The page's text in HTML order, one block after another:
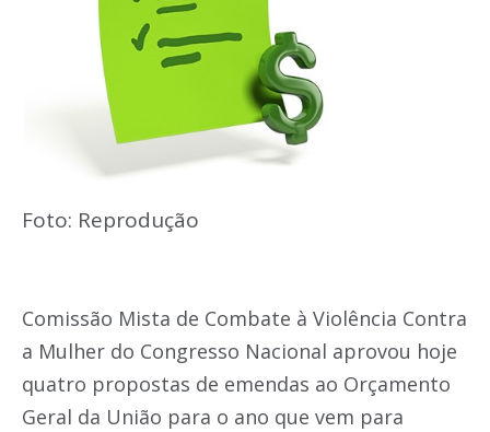
Foto: Reprodução
Comissão Mista de Combate à Violência Contra
a Mulher do Congresso Nacional aprovou hoje
quatro propostas de emendas ao Orçamento
Geral da União para o ano que vem para